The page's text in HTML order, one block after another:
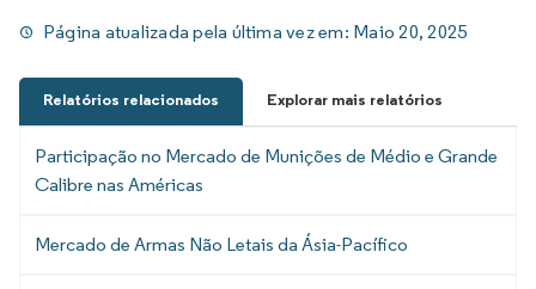
Página atualizada pela última vez em: Maio 20, 2025
Relatórios relacionados Explorar mais relatórios
Participação no Mercado de Munições de Médio e Grande
Calibre nas Américas
Mercado de Armas Não Letais da Ásia-Pacífico